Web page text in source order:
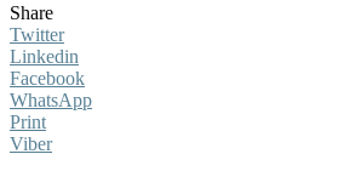
Share
Twitter
Linkedin
Facebook
WhatsApp
Print
Viber